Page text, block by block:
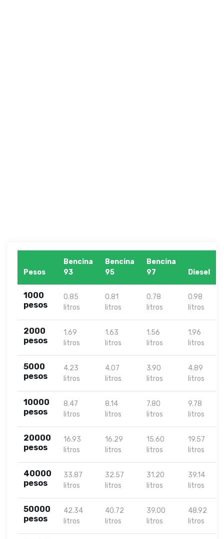
Pesos
Bencina
93
Bencina
95
Bencina
97
Diesel
1000
pesos
0.85
litros
0.81
litros
0.78
litros
0.98
litros
2000
pesos
1.69
litros
1.63
litros
1.56
litros
1.96
litros
5000
pesos
4.23
litros
4.07
litros
3.90
litros
4.89
litros
10000
pesos
8.47
litros
8.14
litros
7.80
litros
9.78
litros
20000
pesos
16.93
litros
16.29
litros
15.60
litros
19.57
litros
40000
pesos
33.87
litros
32.57
litros
31.20
litros
39.14
litros
50000
pesos
42.34
litros
40.72
litros
39.00
litros
48.92
litros